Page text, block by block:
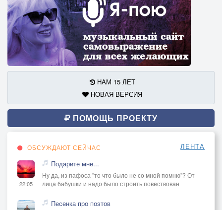
НАМ 15 ЛЕТ
НОВАЯ ВЕРСИЯ
ПОМОЩЬ ПРОЕКТУ
ОБСУЖДАЮТ СЕЙЧАС ЛЕНТА
22:05
Подарите мне...
Ну да, из пафоса "то что было не со мной помню"? От
лица бабушки и надо было строить повествован
Песенка про поэтов